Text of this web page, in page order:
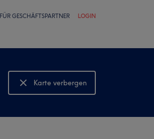
FÜR GESCHÄFTSPARTNER LOGIN
Karte verbergen
Karte anzeigen